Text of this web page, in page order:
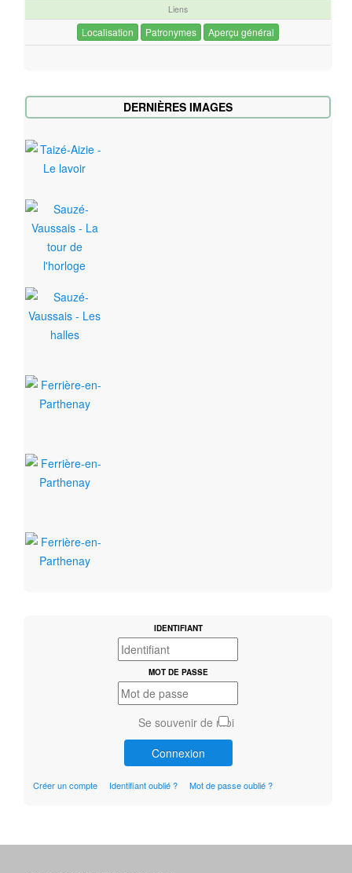
Liens
Localisation Patronymes Aperçu général
DERNIÈRES IMAGES
IDENTIFIANT
MOT DE PASSE
Se souvenir de moi
Connexion
Créer un compte Identifiant oublié ? Mot de passe oublié ?